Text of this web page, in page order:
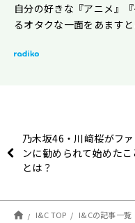
自分の好きな『アニメ』
るオタクな一面をあます
乃木坂46・川﨑桜がファ
ンに勧められて始めたこ
とは？
I&C TOP I&Cの記事一覧